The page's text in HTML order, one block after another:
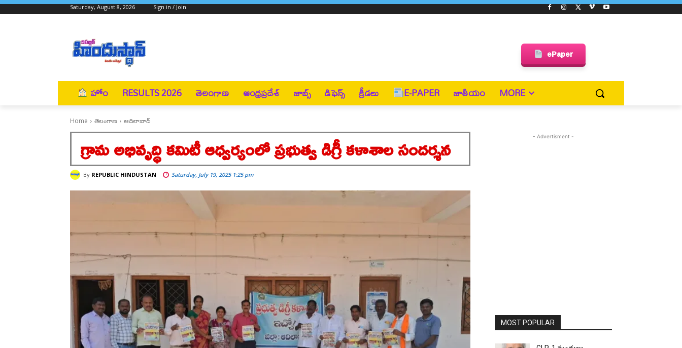
Saturday, August 8, 2026 Sign in / Join
ePaper
హోం RESULTS 2026 తెలంగాణ ఆంధ్రప్రదేశ్ జాబ్స్ డిఫెన్స్ క్రీడలు E-PAPER జాతీయం MORE
Home తెలంగాణ ఆదిలాబాద్
గ్రామ అభివృద్ధి కమిటీ ఆధ్వర్యంలో ప్రభుత్వ డిగ్రీ కళాశాల సందర్శన
By REPUBLIC HINDUSTAN Saturday, July 19, 2025 1:25 pm
- Advertisment -
MOST POPULAR